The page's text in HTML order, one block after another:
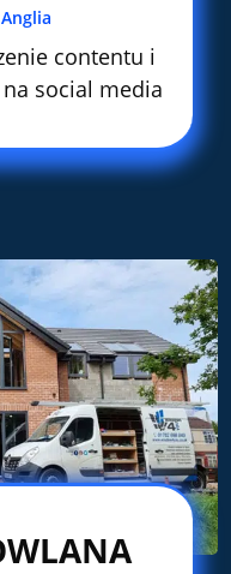
contentu i
social media